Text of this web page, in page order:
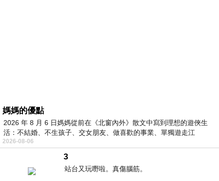
媽媽的優點
2026 年 8 月 6 日媽媽從前在《北窗內外》散文中寫到理想的遊俠生
活：不結婚、不生孩子、交女朋友、做喜歡的事業、單獨遊走江
湖⋯⋯，
2026-08-06
3
站台又玩嘢啦。真傷腦筋。